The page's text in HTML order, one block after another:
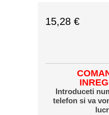
15,28 €
Introduceti
telefon si va